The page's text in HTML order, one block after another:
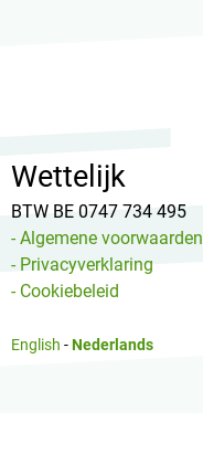
Wettelijk
BTW BE 0747 734 495
- Algemene voorwaarden
- Privacyverklaring
- Cookiebeleid
English -Nederlands